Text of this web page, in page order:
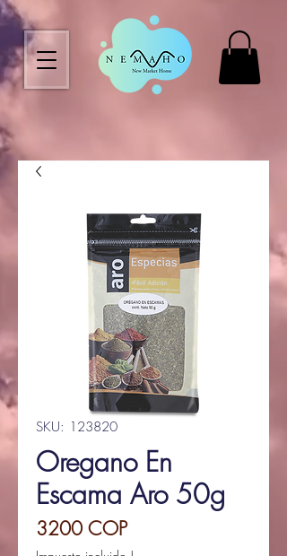
SKU: 123820
Oregano En
Escama Aro 50g
3200 COPPrecio